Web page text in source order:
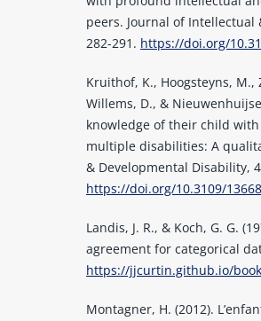
peers. Journal of Intellectual
282-291. https://doi.org/
Kruithof, K., Hoogsteyns, M.,
Willems, D., &
knowledge of their child
multiple disabilities: A
& Developmental Disability,
https://doi.org/10.3109/
Landis, J. R., & Koch, G. G.
agreement for categorical
https://jjcurtin.github.io/
Montagner, H. (2012).